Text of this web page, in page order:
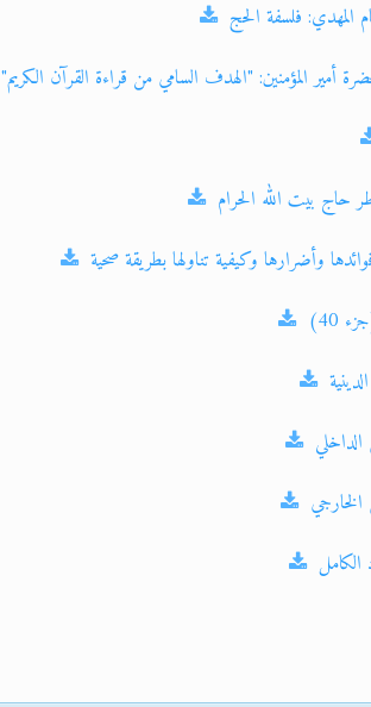
المهدي: فلسفة الحج
أمير المؤمنين: "الهدف السامي من قراءة القرآن الكريم"
حاج بيت الله الحرام
فوائدها وأضرارها وكيفية تناولها بطريقة صحية
40)
الكامل